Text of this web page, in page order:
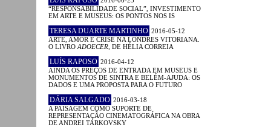
“RESPONSABILIDADE SOCIAL”, INVESTIMENTO
EM ARTE E MUSEUS: OS PONTOS NOS IS
TERESA DUARTE MARTINHO 2016-05-12
ARTE, AMOR E CRISE NA LONDRES VITORIANA.
O LIVRO ADOECER , DE HÉLIA CORREIA
LUÍS RAPOSO 2016-04-12
AINDA OS PREÇOS DE ENTRADA EM MUSEUS E
MONUMENTOS DE SINTRA E BELÉM-AJUDA: OS
DADOS E UMA PROPOSTA PARA O FUTURO
DÁRIA SALGADO 2016-03-18
A PAISAGEM COMO SUPORTE DE
REPRESENTAÇÃO CINEMATOGRÁFICA NA OBRA
DE ANDREI TARKOVSKY